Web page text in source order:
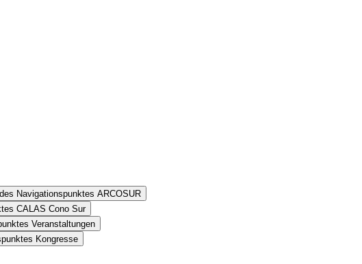
Navigationspunktes ARCOSUR
CALAS Cono Sur
Veranstaltungen
Kongresse